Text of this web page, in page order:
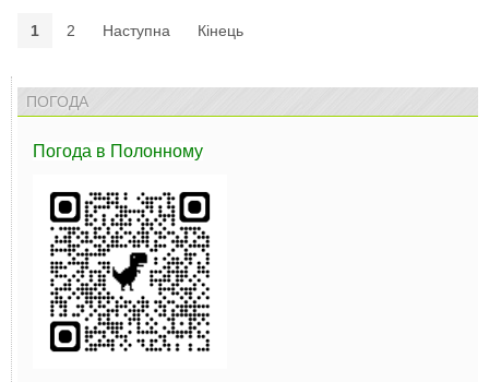
1 2 Наступна Кінець
ПОГОДА
Погода в Полонному